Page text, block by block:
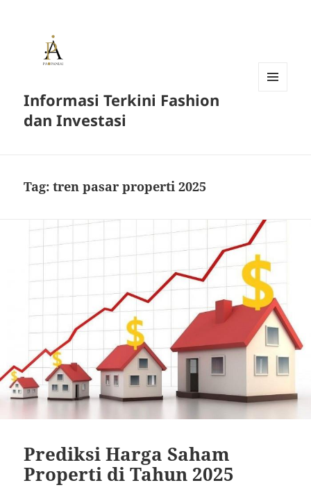
Informasi Terkini Fashion
dan Investasi
Tag:tren pasar properti 2025
Prediksi Harga Saham
Properti di Tahun 2025